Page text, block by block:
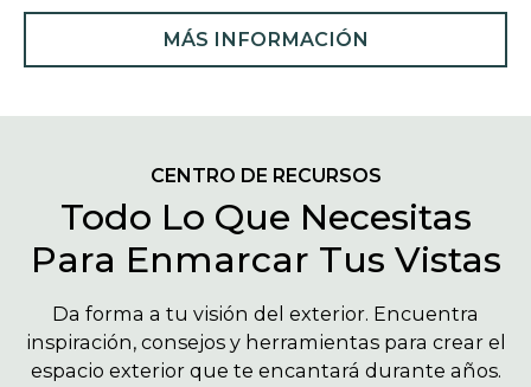
MÁS INFORMACIÓN
CENTRO DE RECURSOS
Todo Lo Que Necesitas
Para Enmarcar Tus Vistas
Da forma a tu visión del exterior. Encuentra
inspiración, consejos y herramientas para crear el
espacio exterior que te encantará durante años.